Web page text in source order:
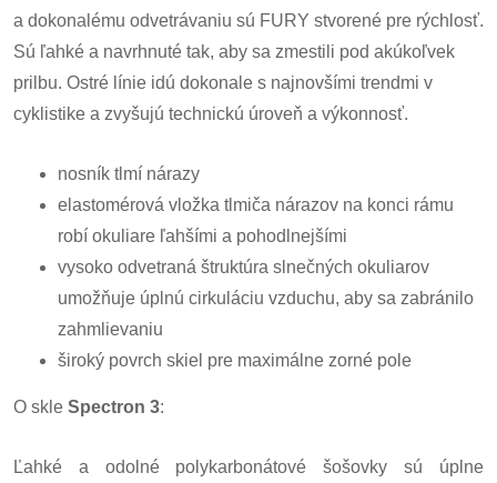
a dokonalému odvetrávaniu sú FURY stvorené pre rýchlosť.
Sú ľahké a navrhnuté tak, aby sa zmestili pod akúkoľvek
prilbu. Ostré línie idú dokonale s najnovšími trendmi v
cyklistike a zvyšujú technickú úroveň a výkonnosť.
nosník tlmí nárazy
elastomérová vložka tlmiča nárazov na konci rámu
robí okuliare ľahšími a pohodlnejšími
vysoko odvetraná štruktúra slnečných okuliarov
umožňuje úplnú cirkuláciu vzduchu, aby sa zabránilo
zahmlievaniu
široký povrch skiel pre maximálne zorné pole
O skle Spectron 3:
Ľahké a odolné polykarbonátové šošovky sú úplne